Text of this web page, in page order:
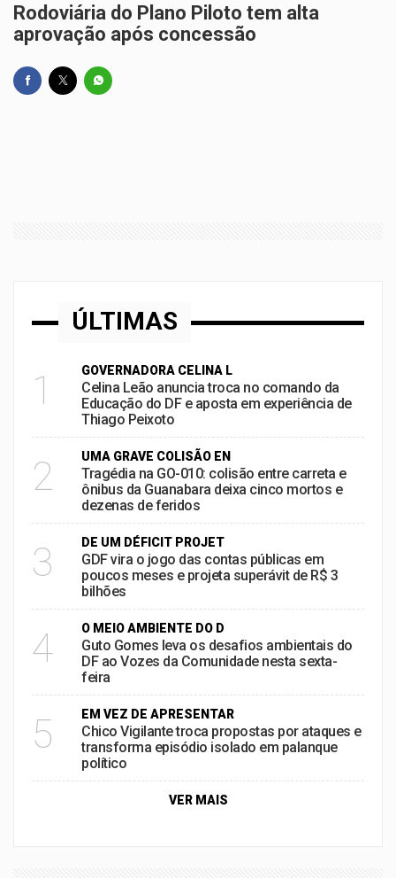
Rodoviária do Plano Piloto tem alta
aprovação após concessão
ÚLTIMAS
1 GOVERNADORA CELINA L
Celina Leão anuncia troca no comando da
Educação do DF e aposta em experiência de
Thiago Peixoto
2 UMA GRAVE COLISÃO EN
Tragédia na GO-010: colisão entre carreta e
ônibus da Guanabara deixa cinco mortos e
dezenas de feridos
3 DE UM DÉFICIT PROJET
GDF vira o jogo das contas públicas em
poucos meses e projeta superávit de R$ 3
bilhões
4 O MEIO AMBIENTE DO D
Guto Gomes leva os desafios ambientais do
DF ao Vozes da Comunidade nesta sexta-
feira
5 EM VEZ DE APRESENTAR
Chico Vigilante troca propostas por ataques e
transforma episódio isolado em palanque
político
VER MAIS